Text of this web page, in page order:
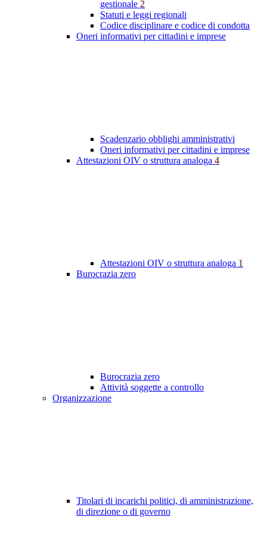
gestionale 2
Statuti e leggi regionali
Codice disciplinare e codice di condotta
Oneri informativi per cittadini e imprese
Scadenzario obblighi amministrativi
Oneri informativi per cittadini e imprese
Attestazioni OIV o struttura analoga 4
Attestazioni OIV o struttura analoga 1
Burocrazia zero
Burocrazia zero
Attività soggette a controllo
Organizzazione
Titolari di incarichi politici, di amministrazione,
di direzione o di governo